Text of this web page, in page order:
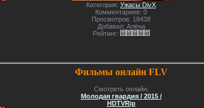
Категория: Ужасы DivX
Комментариев: 0
Просмотров: 18438
Добавил: Алёна
Рейтинг:
Фильмы онлайн FLV
Смотреть онлайн:
Молодая гвардия / 2015 /
HDTVRip